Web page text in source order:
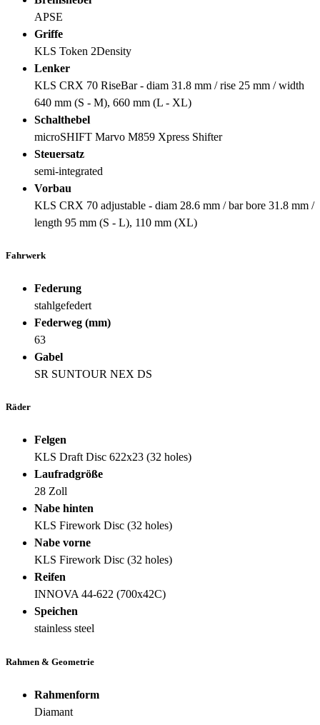
APSE
Griffe
KLS Token 2Density
Lenker
KLS CRX 70 RiseBar - diam 31.8 mm / rise 25 mm / width
640 mm (S - M), 660 mm (L - XL)
Schalthebel
microSHIFT Marvo M859 Xpress Shifter
Steuersatz
semi-integrated
Vorbau
KLS CRX 70 adjustable - diam 28.6 mm / bar bore 31.8 mm /
length 95 mm (S - L), 110 mm (XL)
Fahrwerk
Federung
stahlgefedert
Federweg (mm)
63
Gabel
SR SUNTOUR NEX DS
Räder
Felgen
KLS Draft Disc 622x23 (32 holes)
Laufradgröße
28 Zoll
Nabe hinten
KLS Firework Disc (32 holes)
Nabe vorne
KLS Firework Disc (32 holes)
Reifen
INNOVA 44-622 (700x42C)
Speichen
stainless steel
Rahmen & Geometrie
Rahmenform
Diamant